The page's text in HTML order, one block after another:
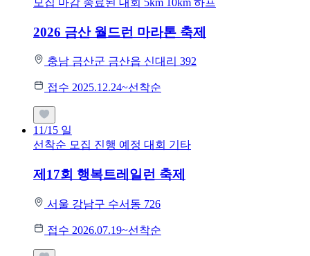
모집 마감 종료된 대회 5km 10km 하프
2026 금산 월드런 마라톤 축제
충남 금산군 금산읍 신대리 392
접수 2025.12.24~선착순
11/15 일
선착순 모집 진행 예정 대회 기타
제17회 행복트레일런 축제
서울 강남구 수서동 726
접수 2026.07.19~선착순